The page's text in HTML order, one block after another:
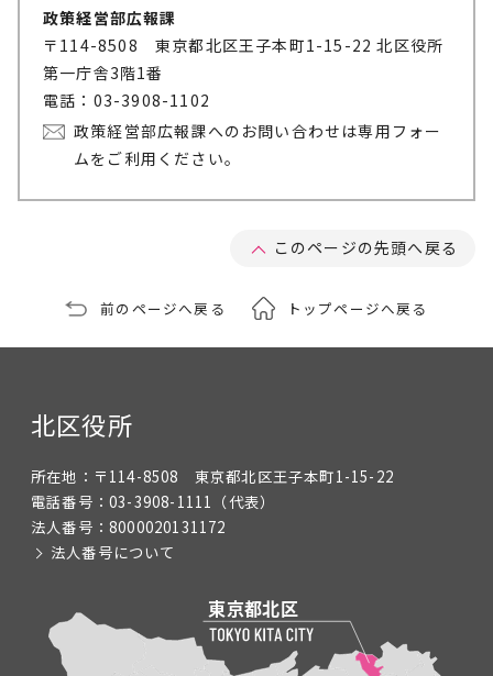
政策経営部広報課
〒114-8508 東京都北区王子本町1-15-22 北区役所
第一庁舎3階1番
電話：03-3908-1102
政策経営部広報課へのお問い合わせは専用フォー
ムをご利用ください。
このページの先頭へ戻る
前のページへ戻る トップページへ戻る
北区役所
所在地： 〒114-8508 東京都北区王子本町1-15-22
電話番号： 03-3908-1111 （代表）
法人番号： 8000020131172
法人番号について